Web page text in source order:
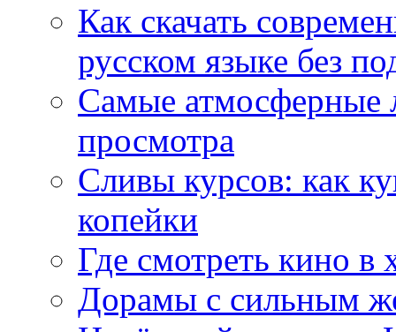
Как скачать
русском языке без
Самые атмосферные
просмотра
Сливы курсов: как
копейки
Где смотреть кино в
Дорамы с сильным